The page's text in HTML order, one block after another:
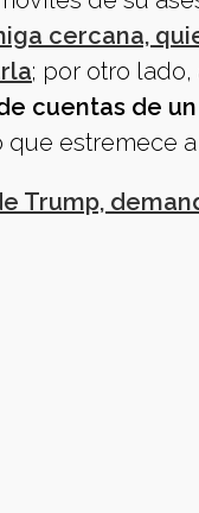
cercana,
; por otro lado,
cuentas de
estremece
Trump,